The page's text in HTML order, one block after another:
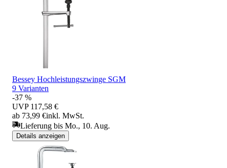
Bessey Hochleistungszwinge SGM
9 Varianten
-37 %
UVP 117,58 €
ab 73,99 €inkl. MwSt.
Lieferung bis Mo., 10. Aug.
Details anzeigen